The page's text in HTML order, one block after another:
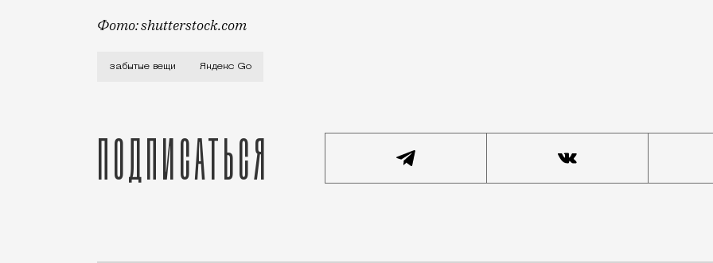
Фото: shutterstock.com
В свежей серии сериала «Антологии технологий», посвященного нейросетям, ML-
забытые вещи Яндекс Go
Подписаться